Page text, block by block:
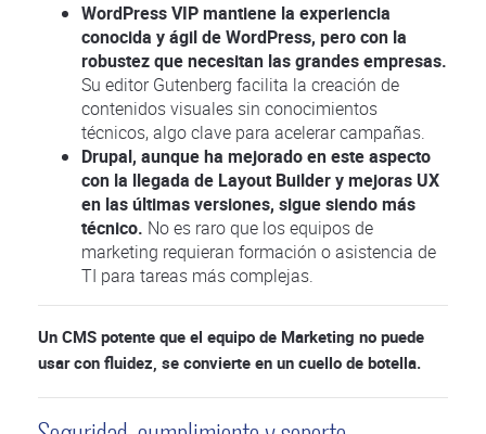
WordPress VIP mantiene la experiencia
conocida y ágil de WordPress, pero con la
robustez que necesitan las grandes empresas.
Su editor Gutenberg facilita la creación de
contenidos visuales sin conocimientos
técnicos, algo clave para acelerar campañas.
Drupal, aunque ha mejorado en este aspecto
con la llegada de Layout Builder y mejoras UX
en las últimas versiones, sigue siendo más
técnico. No es raro que los equipos de
marketing requieran formación o asistencia de
TI para tareas más complejas.
Un CMS potente que el equipo de Marketing no puede
usar con fluidez, se convierte en un cuello de botella.